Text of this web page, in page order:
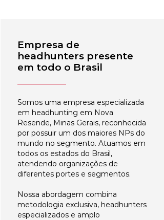
Empresa de
headhunters presente
em todo o Brasil
Somos uma empresa especializada
em headhunting em Nova
Resende, Minas Gerais, reconhecida
por possuir um dos maiores NPs do
mundo no segmento. Atuamos em
todos os estados do Brasil,
atendendo organizações de
diferentes portes e segmentos.
Nossa abordagem combina
metodologia exclusiva, headhunters
especializados e amplo